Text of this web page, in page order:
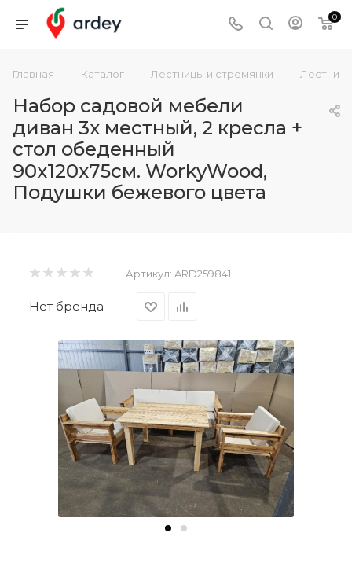
0
Главная — Каталог — Лестницы и стремянки —
Набор садовой мебели
диван 3х местный, 2 кресла +
стол обеденный
90х120х75см. WorkyWood,
Подушки бежевого цвета
Артикул: ARD259841
Нет бренда